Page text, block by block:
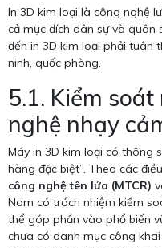
In 3D kim loại là công nghệ
cả mục đích dân sự và quân
đến in 3D kim loại phải tuân
ninh, quốc phòng.
5.1. Kiểm
nghệ nhạy
Máy in 3D kim loại có thông
hàng đặc biệt”. Theo các
công nghệ tên lửa (MTCR)
Nam có trách nhiệm kiểm
thể góp phần vào phổ biến
chưa có danh mục công